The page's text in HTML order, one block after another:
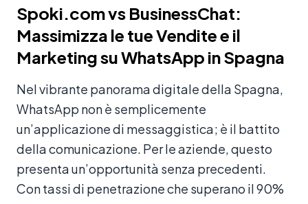
Spoki.com vs BusinessChat:
Massimizza le tue Vendite e il
Marketing su WhatsApp in Spagna
Nel vibrante panorama digitale della Spagna,
WhatsApp non è semplicemente
un’applicazione di messaggistica; è il battito
della comunicazione. Per le aziende, questo
presenta un’opportunità senza precedenti.
Con tassi di penetrazione che superano il 90%